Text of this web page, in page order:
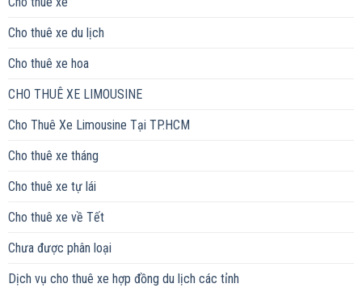
Cho thuê xe du lịch
Cho thuê xe hoa
CHO THUÊ XE LIMOUSINE
Cho Thuê Xe Limousine Tại TP.HCM
Cho thuê xe tháng
Cho thuê xe tự lái
Cho thuê xe về Tết
Chưa được phân loại
Dịch vụ cho thuê xe hợp đồng du lịch các tỉnh